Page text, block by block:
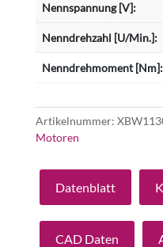
Nennspannung [V]:
Nenndrehzahl [U/Min.]:
Nenndrehmoment [Nm]:
Artikelnummer:
Motoren
Datenblatt
CAD Daten